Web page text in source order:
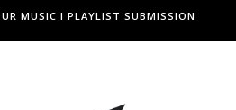
MUSIC I PLAYLIST SUBMISSION